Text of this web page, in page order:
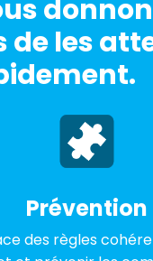
de les
Prévention
des règles